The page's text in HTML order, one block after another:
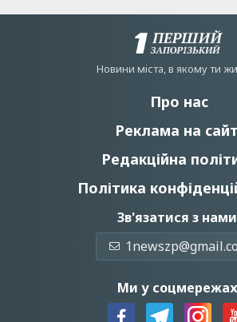
Новини мiста, в якому ти
Про нас
Реклама на
Редакційна
Політика
Зв'язатися з
Ми у